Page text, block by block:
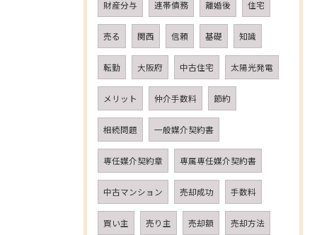
財産分与 連帯債務 離婚後 住宅
売る 関西 信頼 基礎 知識
転勤 大阪府 中古住宅 太陽光発電
メリット 仲介手数料 節約
相続問題 一般媒介契約書
専任媒介契約章 専属専任媒介契約書
中古マンション 売却成功 手数料
買い主 売り主 売却額 売却方法